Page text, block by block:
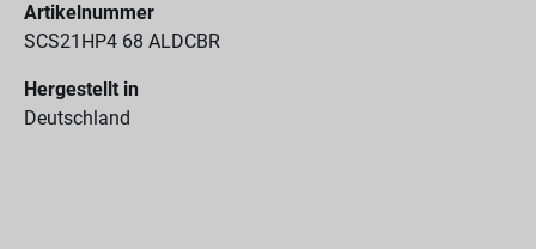
Artikelnummer
SCS21HP4 68 ALDCBR
Hergestellt in
Deutschland